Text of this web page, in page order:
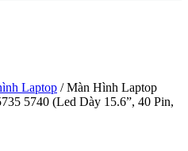
Laptop /Màn Hình Laptop
5740 (Led Dày 15.6”, 40 Pin,